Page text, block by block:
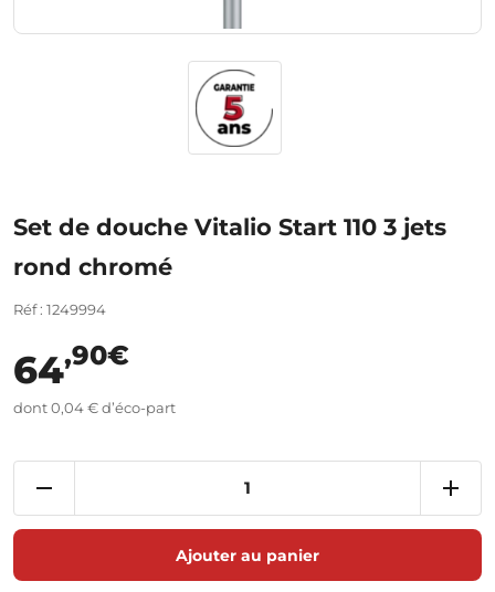
Set de douche Vitalio Start 110 3 jets
rond chromé
Réf : 1249994
64,90€
dont 0,04 € d’éco-part
Ajouter au panier